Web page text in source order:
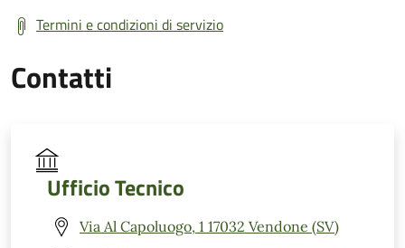
Termini e condizioni di servizio
Contatti
Ufficio Tecnico
Via Al Capoluogo, 1 17032 Vendone (SV)